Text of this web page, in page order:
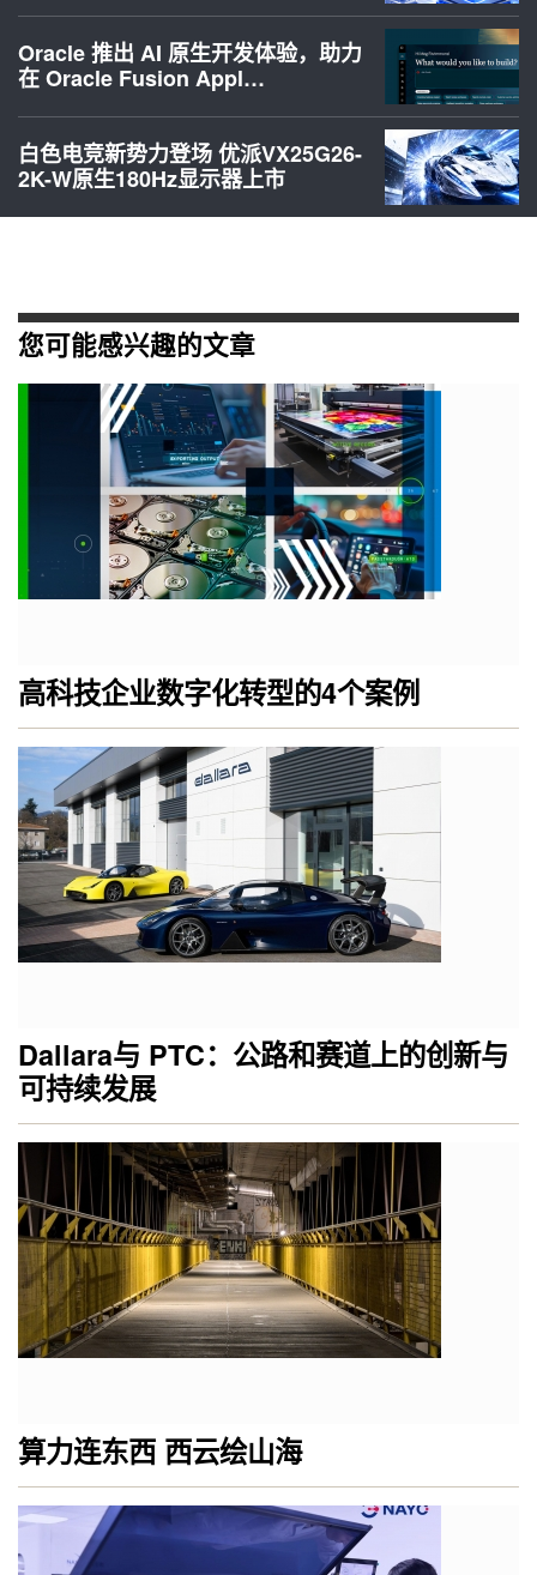
Oracle 推出 AI 原生开发体验，助力
在 Oracle Fusion Appl…
白色电竞新势力登场 优派VX25G26-
2K-W原生180Hz显示器上市
您可能感兴趣的文章
高科技企业数字化转型的4个案例
Dallara与 PTC：公路和赛道上的创新与
可持续发展
算力连东西 西云绘山海